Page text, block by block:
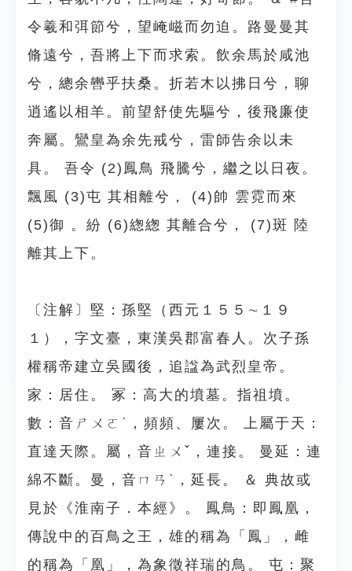
令羲和弭節兮，望崦嵫而勿迫。路曼曼其
脩遠兮，吾將上下而求索。飲余馬於咸池
兮，總余轡乎扶桑。折若木以拂日兮，聊
逍遙以相羊。前望舒使先驅兮，後飛廉使
奔屬。鸞皇為余先戒兮，雷師告余以未
具。 吾令 (2)鳳鳥 飛騰兮，繼之以日夜。
飄風 (3)屯 其相離兮， (4)帥 雲霓而來
(5)御 。紛 (6)緫緫 其離合兮， (7)斑 陸
離其上下。
〔注解〕堅：孫堅（西元１５５∼１９
１），字文臺，東漢吳郡富春人。次子孫
權稱帝建立吳國後，追諡為武烈皇帝。
家：居住。 冢：高大的墳墓。指祖墳。
數：音ㄕㄨㄛˋ，頻頻、屢次。 上屬于天：
直達天際。屬，音ㄓㄨˇ，連接。 曼延：連
綿不斷。曼，音ㄇㄢˋ，延長。 ＆ 典故或
見於《淮南子．本經》。 鳳鳥：即鳳凰，
傳說中的百鳥之王，雄的稱為「鳳」，雌
的稱為「凰」，為象徵祥瑞的鳥。 屯：聚